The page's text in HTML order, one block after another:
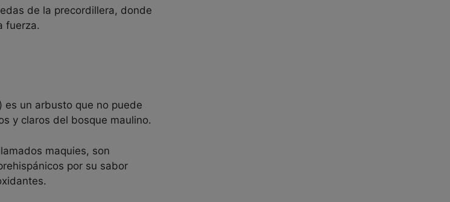
de la precordillera, donde
fuerza.
es un arbusto que no puede
y claros del bosque maulino.
maquies, son
por su sabor